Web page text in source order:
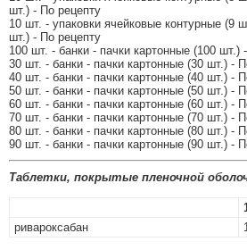
шт.) - По рецепту
10 шт. - упаковки ячейковые контурные (9
шт.) - По рецепту
100 шт. - банки - пачки картонные (100 шт.)
30 шт. - банки - пачки картонные (30 шт.) -
40 шт. - банки - пачки картонные (40 шт.) -
50 шт. - банки - пачки картонные (50 шт.) -
60 шт. - банки - пачки картонные (60 шт.) -
70 шт. - банки - пачки картонные (70 шт.) -
80 шт. - банки - пачки картонные (80 шт.) -
90 шт. - банки - пачки картонные (90 шт.) -
Таблетки, покрытые пленочной
ривароксабан